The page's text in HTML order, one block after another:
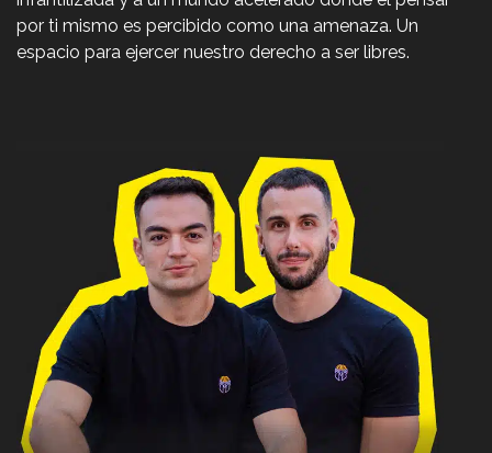
por ti mismo es percibido como una amenaza. Un
espacio para ejercer nuestro derecho a ser libres.